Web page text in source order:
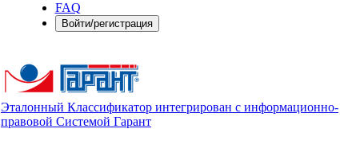
FAQ
Войти/регистрация
Эталонный Классификатор интегрирован с информационно-
правовой Системой Гарант